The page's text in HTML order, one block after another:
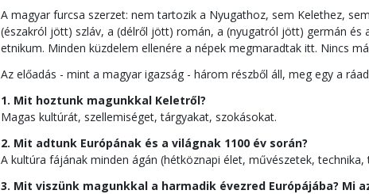
A magyar furcsa szerzet: nem tartozik a Nyugathoz, sem Kelethez,
(északról jött) szláv, a (délről jött) román, a (nyugatról jött) germán és
etnikum. Minden küzdelem ellenére a népek megmaradtak itt. Nincs
Az előadás - mint a magyar igazság - három részből áll, meg egy a
1. Mit hoztunk magunkkal Keletről?
Magas kultúrát, szellemiséget, tárgyakat, szokásokat.
2. Mit adtunk Európának és a világnak 1100 év során?
A kultúra fájának minden ágán (hétköznapi élet, művészetek,
3. Mit viszünk magunkkal a harmadik évezred Európájába? Mi